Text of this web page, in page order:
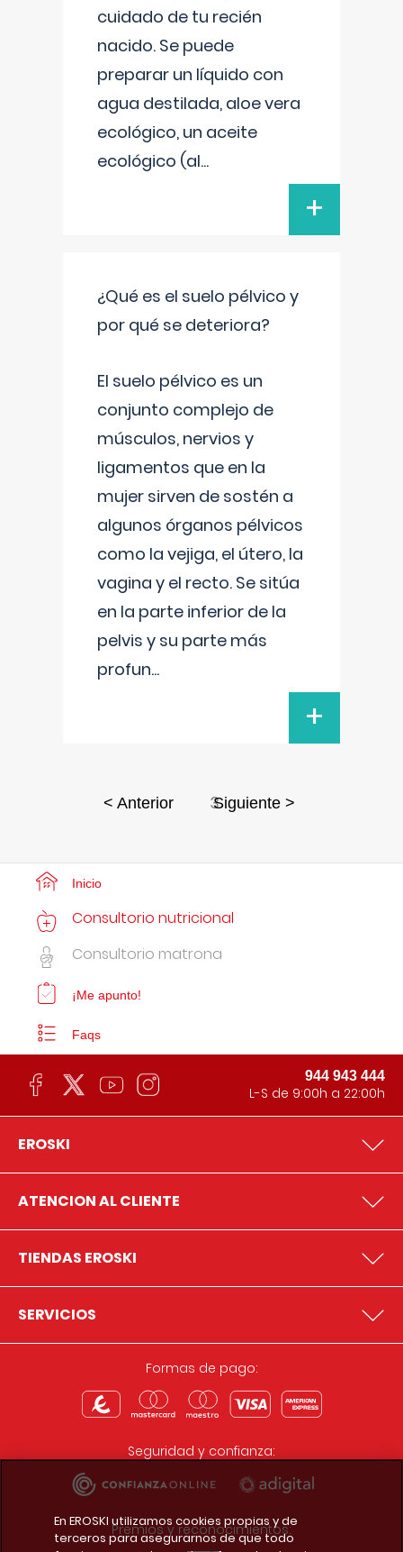
cuidado de tu recién
nacido. Se puede
preparar un líquido con
agua destilada, aloe vera
ecológico, un aceite
ecológico (al...
+
¿Qué es el suelo pélvico y
por qué se deteriora?
El suelo pélvico es un
conjunto complejo de
músculos, nervios y
ligamentos que en la
mujer sirven de sostén a
algunos órganos pélvicos
como la vejiga, el útero, la
vagina y el recto. Se sitúa
en la parte inferior de la
pelvis y su parte más
profun...
+
< Anterior 3Siguiente >
Inicio
Consultorio nutricional
Consultorio matrona
¡Me apunto!
Faqs
944 943 444
L-S de 9:00h a 22:00h
EROSKI
ATENCION AL CLIENTE
TIENDAS EROSKI
SERVICIOS
Formas de pago:
Seguridad y confianza:
Premios y reconocimientos:
En EROSKI utilizamos cookies propias y de
terceros para asegurarnos de que todo